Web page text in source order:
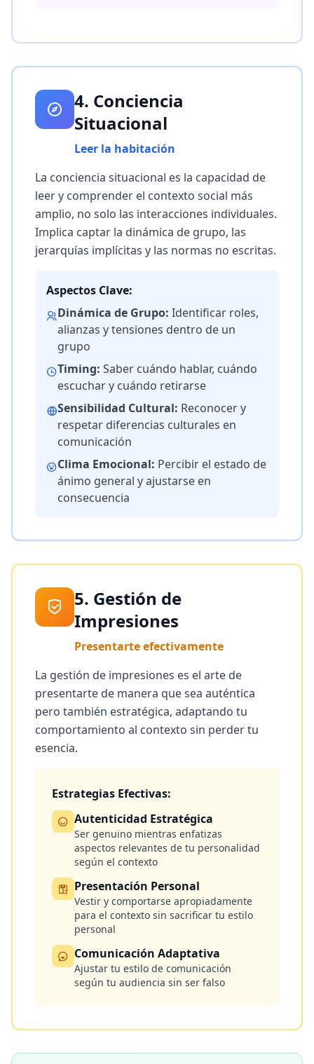
4. Conciencia
Situacional
Leer la habitación
La conciencia situacional es la capacidad de
leer y comprender el contexto social más
amplio, no solo las interacciones individuales.
Implica captar la dinámica de grupo, las
jerarquías implícitas y las normas no escritas.
Aspectos Clave:
Dinámica de Grupo: Identificar roles,
alianzas y tensiones dentro de un
grupo
Timing: Saber cuándo hablar, cuándo
escuchar y cuándo retirarse
Sensibilidad Cultural: Reconocer y
respetar diferencias culturales en
comunicación
Clima Emocional: Percibir el estado de
ánimo general y ajustarse en
consecuencia
5. Gestión de
Impresiones
Presentarte efectivamente
La gestión de impresiones es el arte de
presentarte de manera que sea auténtica
pero también estratégica, adaptando tu
comportamiento al contexto sin perder tu
esencia.
Estrategias Efectivas:
Autenticidad Estratégica
Ser genuino mientras enfatizas
aspectos relevantes de tu personalidad
según el contexto
Presentación Personal
Vestir y comportarse apropiadamente
para el contexto sin sacrificar tu estilo
personal
Comunicación Adaptativa
Ajustar tu estilo de comunicación
según tu audiencia sin ser falso